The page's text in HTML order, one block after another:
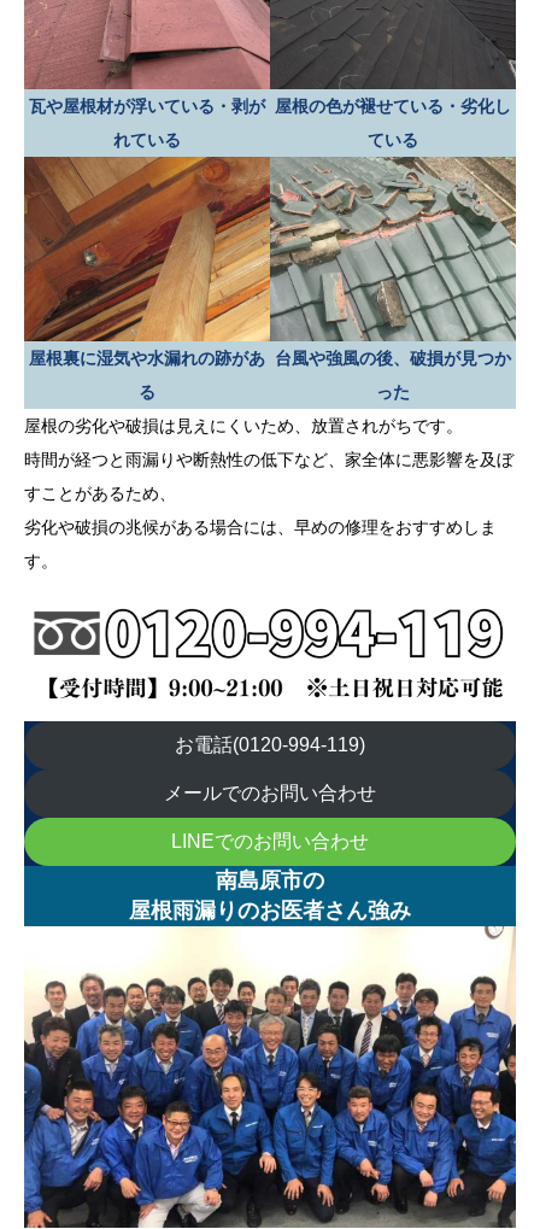
瓦や屋根材が浮いている・剥が
れている
屋根の色が褪せている・劣化し
ている
屋根裏に湿気や水漏れの跡があ
る
台風や強風の後、破損が見つか
った
屋根の劣化や破損は見えにくいため、放置されがちです。
時間が経つと雨漏りや断熱性の低下など、家全体に悪影響を及ぼ
すことがあるため、
劣化や破損の兆候がある場合には、早めの修理をおすすめしま
す。
お電話(0120-994-119)
メールでのお問い合わせ
LINEでのお問い合わせ
南島原市の
屋根雨漏りのお医者さん強み